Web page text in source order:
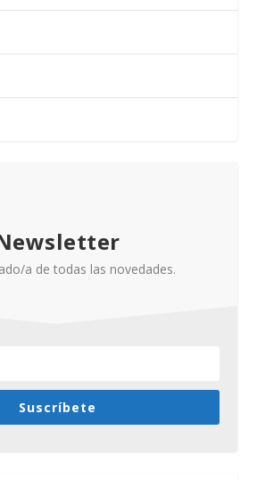
a de todas las novedades.
Suscríbete